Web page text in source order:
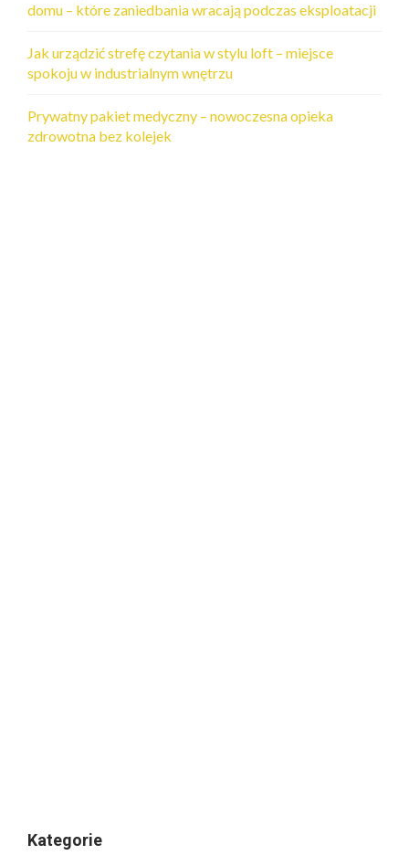
domu – które zaniedbania wracają podczas eksploatacji
Jak urządzić strefę czytania w stylu loft – miejsce
spokoju w industrialnym wnętrzu
Prywatny pakiet medyczny – nowoczesna opieka
zdrowotna bez kolejek
Kategorie